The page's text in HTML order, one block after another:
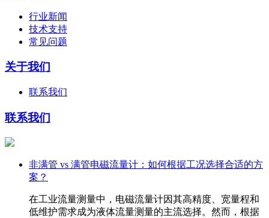
行业新闻
技术支持
常见问题
关于我们
联系我们
联系我们
非满管 vs 满管电磁流量计：如何根据工况选择合适的方
案？
在工业流量测量中，电磁流量计因其高精度、宽量程和
低维护需求成为液体流量测量的主流选择。然而，根据